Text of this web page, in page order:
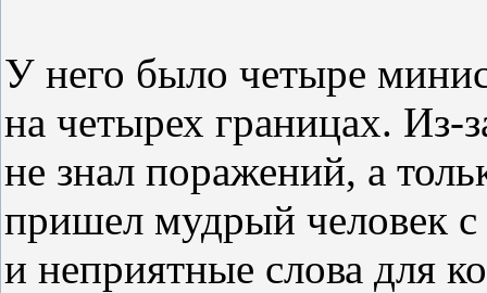
У него было четыре
на четырех границах. Из-
не знал поражений, а
пришел мудрый человек
и неприятные слова для